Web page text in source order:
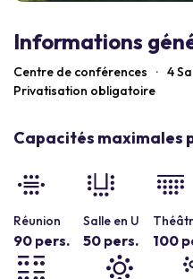
Informations
Centre de conférences · 4
Privatisation obligatoire
Capacités maximales
Réunion
90 pers.
Salle en U
50 pers. 100